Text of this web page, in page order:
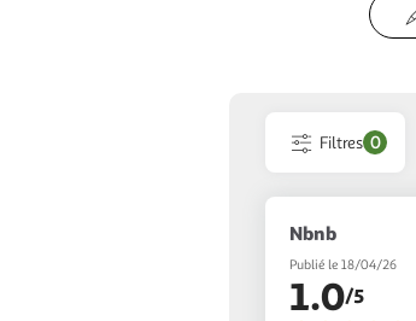
Filtres 0
Nbnb
Publié le 18/04/26
1.0/5